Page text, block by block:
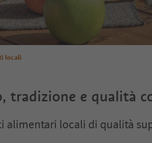
locali
tradizione e qualità
alimentari locali di qualità